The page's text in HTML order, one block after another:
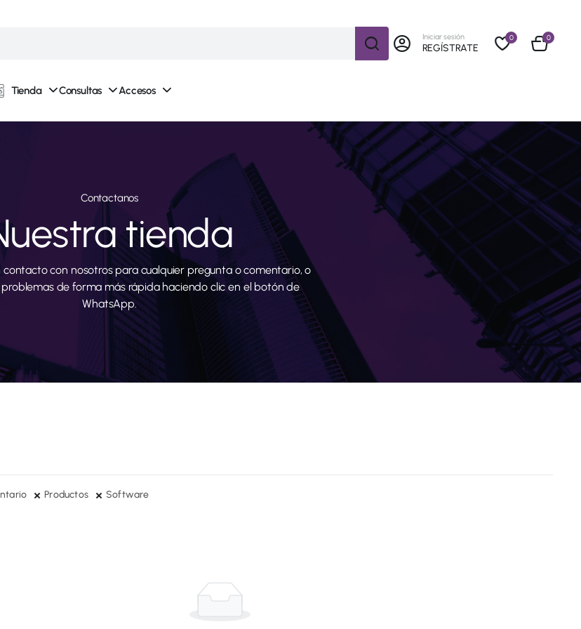
Iniciar sesión
REGÍSTRATE
0 0
Tienda Consultas Accesos
Contactanos
tienda
contacto con nosotros para cualquier pregunta o comentario, o
de forma más rápida haciendo clic en el botón de
WhatsApp.
Productos Software